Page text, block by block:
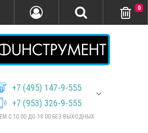
+7 (495) 147-9-555
+7 (953) 326-9-555
С 10:00 ДО 18:00 БЕЗ ВЫХОДНЫХ
0